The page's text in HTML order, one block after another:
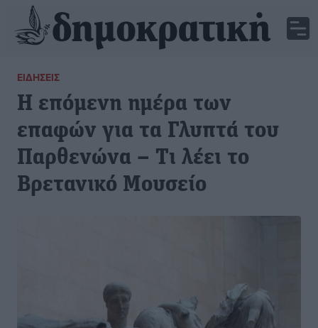
ΕΙΔΉΣΕΙΣ
Η επόμενη ημέρα των
επαφών για τα Γλυπτά του
Παρθενώνα – Τι λέει το
Βρετανικό Μουσείο